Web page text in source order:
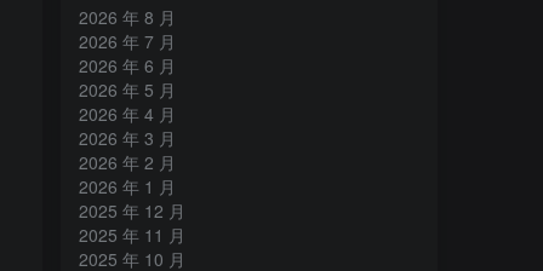
2026 年 8 月
2026 年 7 月
2026 年 6 月
2026 年 5 月
2026 年 4 月
2026 年 3 月
2026 年 2 月
2026 年 1 月
2025 年 12 月
2025 年 11 月
2025 年 10 月